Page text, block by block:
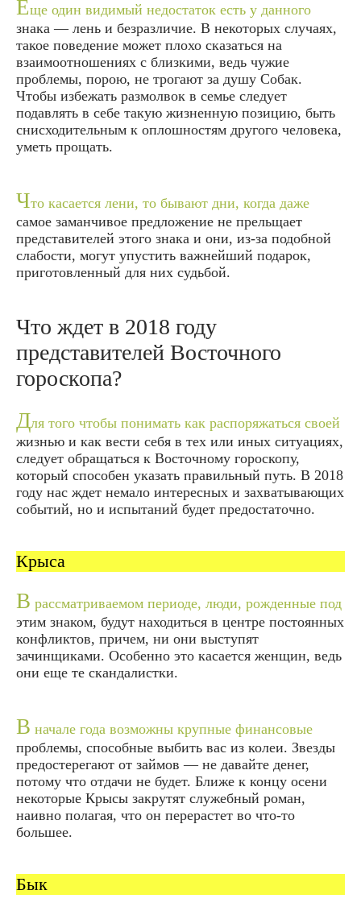
Еще один видимый недостаток есть у данного
знака — лень и безразличие. В некоторых случаях,
такое поведение может плохо сказаться на
взаимоотношениях с близкими, ведь чужие
проблемы, порою, не трогают за душу Собак.
Чтобы избежать размолвок в семье следует
подавлять в себе такую жизненную позицию, быть
снисходительным к оплошностям другого человека,
уметь прощать.
Что касается лени, то бывают дни, когда даже
самое заманчивое предложение не прельщает
представителей этого знака и они, из-за подобной
слабости, могут упустить важнейший подарок,
приготовленный для них судьбой.
Что ждет в 2018 году
представителей Восточного
гороскопа?
Для того чтобы понимать как распоряжаться своей
жизнью и как вести себя в тех или иных ситуациях,
следует обращаться к Восточному гороскопу,
который способен указать правильный путь. В 2018
году нас ждет немало интересных и захватывающих
событий, но и испытаний будет предостаточно.
Крыса
В рассматриваемом периоде, люди, рожденные под
этим знаком, будут находиться в центре постоянных
конфликтов, причем, ни они выступят
зачинщиками. Особенно это касается женщин, ведь
они еще те скандалистки.
В начале года возможны крупные финансовые
проблемы, способные выбить вас из колеи. Звезды
предостерегают от займов — не давайте денег,
потому что отдачи не будет. Ближе к концу осени
некоторые Крысы закрутят служебный роман,
наивно полагая, что он перерастет во что-то
большее.
Бык